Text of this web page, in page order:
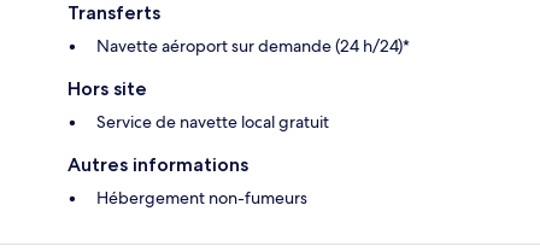
Transferts
Navette aéroport sur demande (24 h/24)*
Hors site
Service de navette local gratuit
Autres informations
Hébergement non-fumeurs